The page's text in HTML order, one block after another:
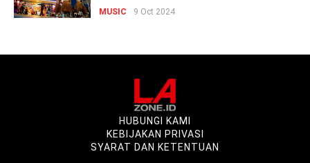
MUSIC 9 Oct 2024
HUBUNGI KAMI
KEBIJAKAN PRIVASI
SYARAT DAN KETENTUAN